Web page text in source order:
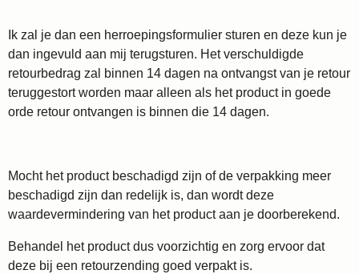
Ik zal je dan een herroepingsformulier sturen en deze kun je
dan ingevuld aan mij terugsturen. Het verschuldigde
retourbedrag zal binnen 14 dagen na ontvangst van je retour
teruggestort worden maar alleen als het product in goede
orde retour ontvangen is binnen die 14 dagen.
Mocht het product beschadigd zijn of de verpakking meer
beschadigd zijn dan redelijk is, dan wordt deze
waardevermindering van het product aan je doorberekend.
Behandel het product dus voorzichtig en zorg ervoor dat
deze bij een retourzending goed verpakt is.